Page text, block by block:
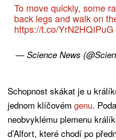
To move quickly, some
back legs and walk on
https://t.co/YrN2HQIPuG
— Science News
Schopnost skákat je u
jednom klíčovém genu.
neobvyklému plemenu
d’Alfort, které chodí po